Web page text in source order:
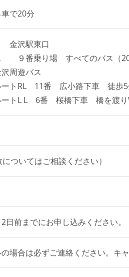
で20分
金沢駅東口
９番乗り場 すべてのバス（
周遊バス
ートRL 11番 広小路下車 徒歩5
ートL L 6番 桜橋下車 橋を渡り
ついてはご相談ください）
日前までにお申し込みください。
の場合は必ずご連絡ください。